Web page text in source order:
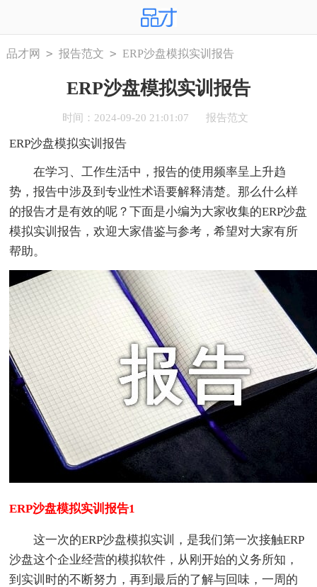
品才网 > 报告范文 > ERP沙盘模拟实训报告
ERP沙盘模拟实训报告
时间：2024-09-20 21:01:07 报告范文
ERP沙盘模拟实训报告
在学习、工作生活中，报告的使用频率呈上升趋
势，报告中涉及到专业性术语要解释清楚。那么什么样
的报告才是有效的呢？下面是小编为大家收集的ERP沙盘
模拟实训报告，欢迎大家借鉴与参考，希望对大家有所
帮助。
ERP沙盘模拟实训报告1
这一次的ERP沙盘模拟实训，是我们第一次接触ERP
沙盘这个企业经营的模拟软件，从刚开始的义务所知，
到实训时的不断努力，再到最后的了解与回味，一周的